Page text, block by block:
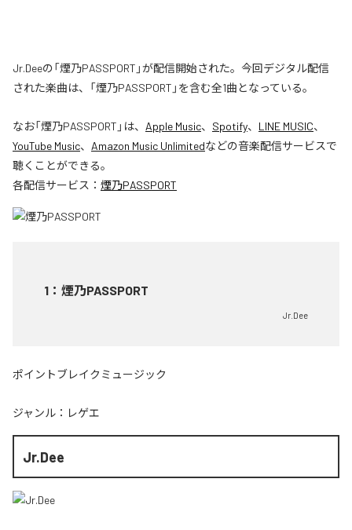
Jr.Deeの「煙乃PASSPORT」が配信開始された。今回デジタル配信
された楽曲は、「煙乃PASSPORT」を含む全1曲となっている。
なお「煙乃PASSPORT 」は、 Apple Music、 Spotify、 LINE MUSIC、
YouTube Music、 Amazon Music Unlimitedなどの音楽配信サービスで
聴くことができる。
各配信サービス： 煙乃PASSPORT
1 ： 煙乃PASSPORT
Jr.Dee
ポイントブレイクミュージック
ジャンル： レゲエ
Jr.Dee